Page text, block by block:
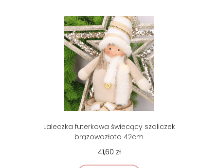
Laleczka futerkowa świecący szaliczek
brązowozłota 42cm
41,60 zł